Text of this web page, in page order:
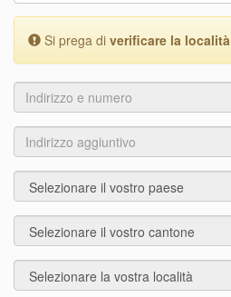
Si prega di verificare la località
Indirizzo
e
numero
Indirizzo
aggiuntivo
Paese
Città
Località